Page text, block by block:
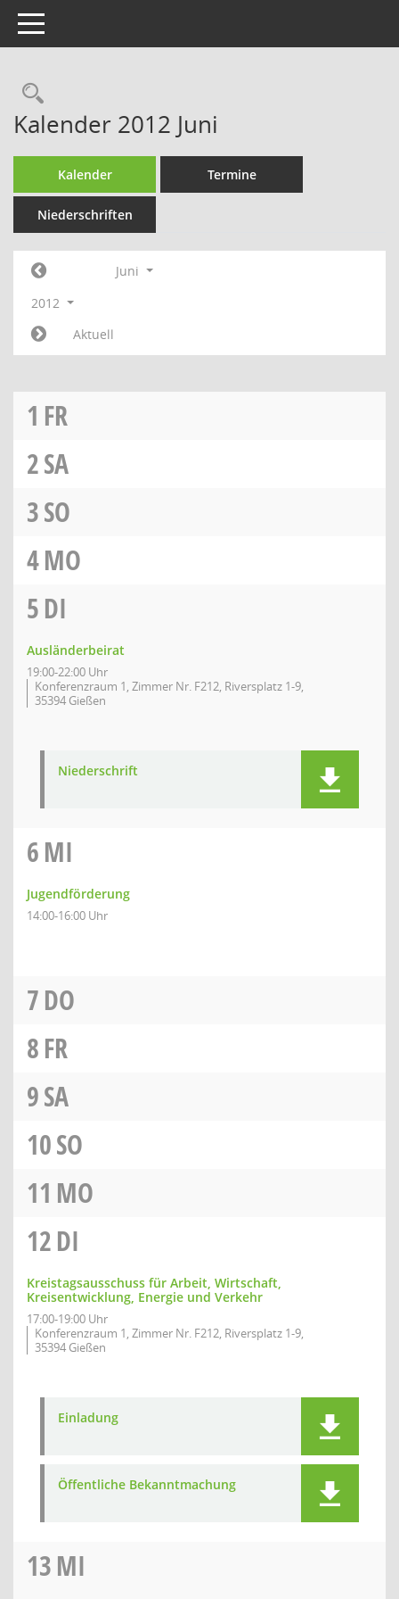
Toggle navigation
Rechercheauswahl
Kalender 2012 Juni
Kalender Termine
Niederschriften
Juni
2012
Aktuell
1 FR
2SA
3SO
4MO
5DI
Ausländerbeirat
19:00-22:00 Uhr
Konferenzraum 1, Zimmer Nr. F212, Riversplatz 1-9,
35394 Gießen
Niederschrift
6MI
Jugendförderung
14:00-16:00 Uhr
7DO
8FR
9SA
10SO
11 MO
12DI
Kreistagsausschuss für Arbeit, Wirtschaft,
Kreisentwicklung, Energie und Verkehr
17:00-19:00 Uhr
Konferenzraum 1, Zimmer Nr. F212, Riversplatz 1-9,
35394 Gießen
Einladung
Öffentliche Bekanntmachung
13MI